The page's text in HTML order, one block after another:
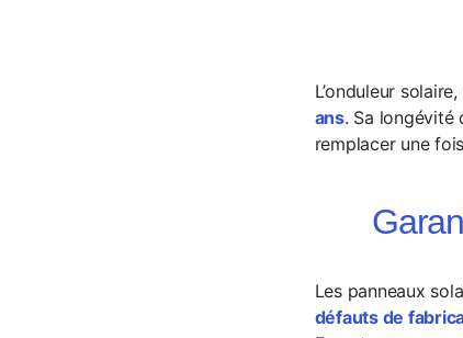
L’onduleur
ans. Sa longévité
remplacer une
Les panneaux
défauts de